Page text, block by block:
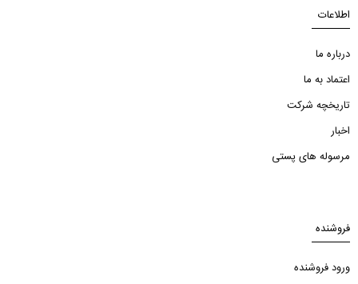
اطلاعات
درباره ما
اعتماد به ما
تاریخچه شرکت
اخبار
مرسوله های پستی
فروشنده
ورود فروشنده